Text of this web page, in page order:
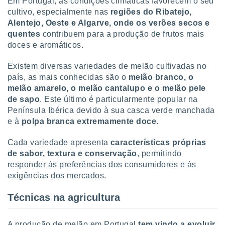
através
únicos
para
e
sitio
IP e
de
possam
cultivo, especialmente nas regiões do Ribatejo,
Alentejo, Oeste e Algarve, onde os verões secos e
quentes contribuem para a produção de frutos mais
doces e aromáticos.
Existem diversas variedades de melão cultivadas no
país, as mais conhecidas são o melão branco, o
melão amarelo, o melão cantalupo e o melão pele
de sapo. Este último é particularmente popular na
Península Ibérica devido à sua casca verde manchada
e à polpa branca extremamente doce.
Cada variedade apresenta características próprias
de sabor, textura e conservação, permitindo
responder às preferências dos consumidores e às
exigências dos mercados.
Técnicas na agricultura